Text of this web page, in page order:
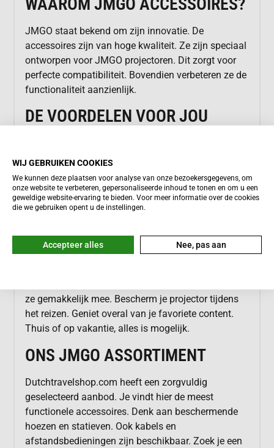
JMGO staat bekend om zijn innovatie. De
accessoires zijn van hoge kwaliteit. Ze zijn speciaal
ontworpen voor JMGO projectoren. Dit zorgt voor
perfecte compatibiliteit. Bovendien verbeteren ze de
functionaliteit aanzienlijk.
DE VOORDELEN VOOR JOU
langere levensduur van je projector. De accessoires
bieden optimale bescherming. Je hebt minder
gedoe met installatie. Het gebruiksgemak is
daardoor erg hoog. Bovendien geniet je van de
IDEAAL VOOR REIZIGERS
ze gemakkelijk mee. Bescherm je projector tijdens
het reizen. Geniet overal van je favoriete content.
Thuis of op vakantie, alles is mogelijk.
ONS JMGO ASSORTIMENT
Dutchtravelshop.com heeft een zorgvuldig
geselecteerd aanbod. Je vindt hier de meest
functionele accessoires. Denk aan beschermende
hoezen en statieven. Ook kabels en
afstandsbedieningen zijn beschikbaar. Zoek je een
WIJ GEBRUIKEN COOKIES
We kunnen deze plaatsen voor analyse van onze bezoekersgegevens, om
onze website te verbeteren, gepersonaliseerde inhoud te tonen en om u een
geweldige website-ervaring te bieden. Voor meer informatie over de cookies
die we gebruiken opent u de instellingen.
Accepteer alles Nee, pas aan